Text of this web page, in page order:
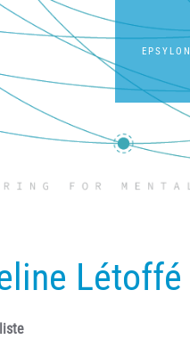
EPSYLON
Létoffé